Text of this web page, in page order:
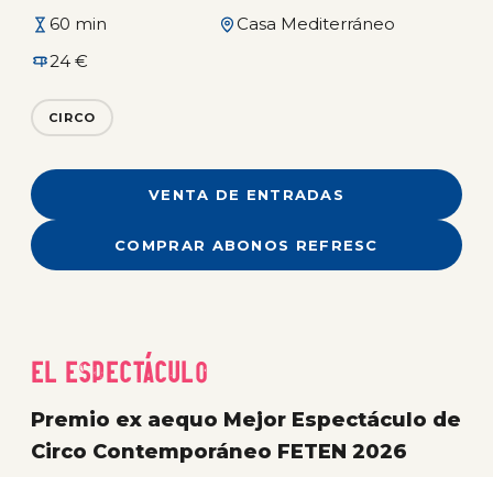
60 min
Casa Mediterráneo
24 €
CIRCO
VENTA DE ENTRADAS
COMPRAR ABONOS REFRESC
El espectáculo
Premio ex aequo Mejor Espectáculo de
Circo Contemporáneo FETEN 2026